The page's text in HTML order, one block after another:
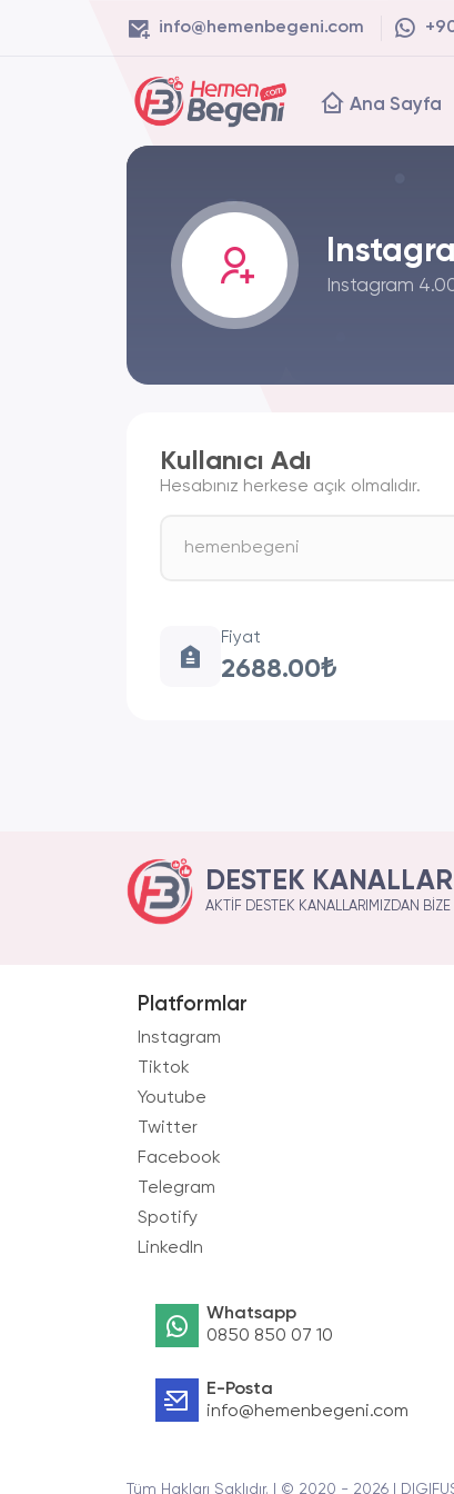
info@hemenbegeni.com
Ana Sayfa
Instagram
Kullanıcı Adı
Hesabınız herkese açık olmalıdır.
Fiyat
2688.00₺
DESTEK
AKTIF DESTEK KANALLARIMIZDAN BIZE
Platformlar
Instagram
Tiktok
Youtube
Twitter
Facebook
Telegram
Spotify
LinkedIn
Whatsapp
0850 850 07 10
E-Posta
info@hemenbegeni.com
Tüm Hakları Saklıdır. | © 2020 - 2026 |